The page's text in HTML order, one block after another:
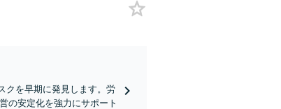
クを早期に発見します。労
の安定化を強力にサポート